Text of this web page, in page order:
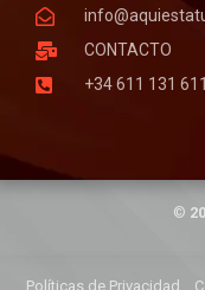
CONTACTO
+34 611 131 611
Políticas de Privacidad
©